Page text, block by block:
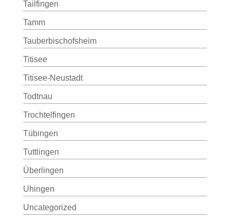
Tailfingen
Tamm
Tauberbischofsheim
Titisee
Titisee-Neustadt
Todtnau
Trochtelfingen
Tübingen
Tuttlingen
Überlingen
Uhingen
Uncategorized